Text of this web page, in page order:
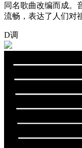
同名歌曲改编而成。
流畅，表达了人们对
D调